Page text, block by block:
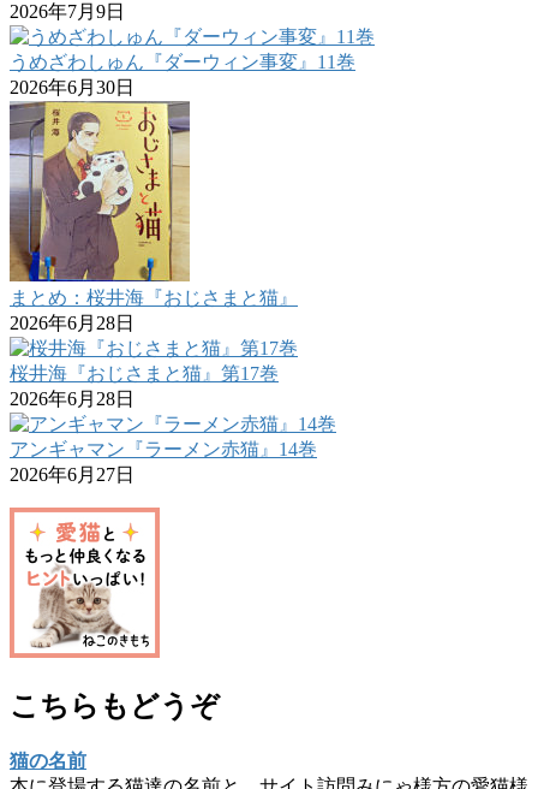
2026年7月9日
うめざわしゅん『ダーウィン事変』11巻
2026年6月30日
まとめ：桜井海『おじさまと猫』
2026年6月28日
桜井海『おじさまと猫』第17巻
2026年6月28日
アンギャマン『ラーメン赤猫』14巻
2026年6月27日
こちらもどうぞ
猫の名前